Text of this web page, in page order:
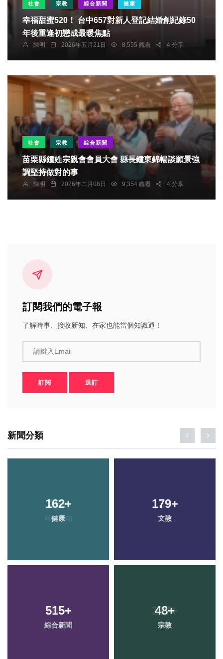
社會 宗教 綜合新聞 健康
幸福甜蜜520！ 台中657對新人登記結婚創紀錄50
年後重逢初戀成最暖焦點
陳明 2026年五月21日 8,555 觀看 4 分享
社會 宗教 綜合新聞
苗栗縣鍾姓宗親會會員大會 縣長鍾東錦暢談願景強
調堅持做對的事
陳明 2026年二月08日 9,354 觀看 4 分享
訂閱我們的電子報
了解時事、接收新知、在家也能當個知識通！
請鍵入Email
訂閱 退訂
新聞分類
162+
健康
179+
文教
515+
綜合新聞
48+
宗教